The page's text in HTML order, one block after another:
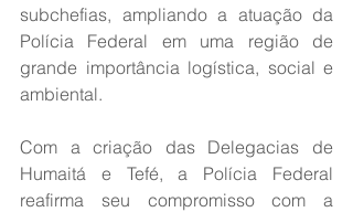
subchefias, ampliando a atuação da
Polícia Federal em uma região de
grande importância logística, social e
ambiental.
Com a criação das Delegacias de
Humaitá e Tefé, a Polícia Federal
reafirma seu compromisso com a